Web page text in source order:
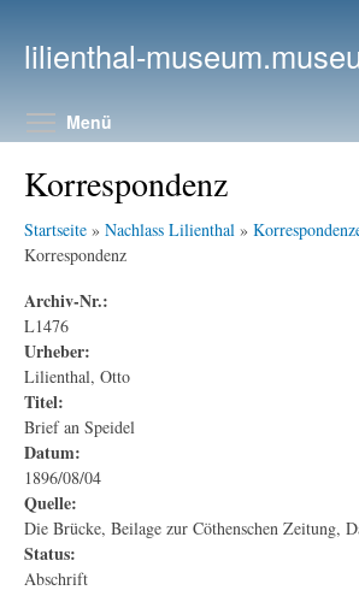
lilienthal-
Menü
Korrespondenz
Startseite » Nachlass Lilienthal »
Korrespondenz
Archiv-Nr.:
L1476
Urheber:
Lilienthal, Otto
Titel:
Brief an Speidel
Datum:
1896/08/04
Quelle:
Die Brücke, Beilage zur Cöthenschen Zeitung,
Status:
Abschrift